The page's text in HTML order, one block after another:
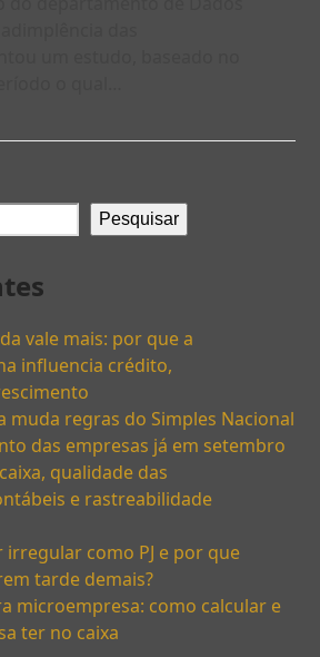
Pesquisar
vale mais: por que a
influencia crédito,
muda regras do Simples Nacional
das empresas já em setembro
qualidade das
e rastreabilidade
como PJ e por que
tarde demais?
microempresa: como calcular e
ter no caixa